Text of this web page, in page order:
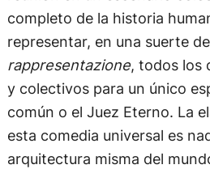
completo de la historia
representar, en una suerte de
rappresentazione, todos los
y colectivos para un único
común o el Juez Eterno. La
esta comedia universal es
arquitectura misma del